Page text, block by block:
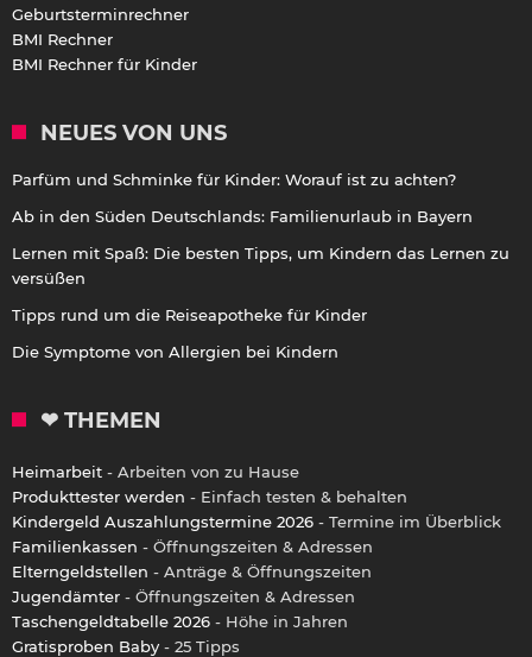
Geburtsterminrechner
BMI Rechner
BMI Rechner für Kinder
NEUES VON UNS
Parfüm und Schminke für Kinder: Worauf ist zu achten?
Ab in den Süden Deutschlands: Familienurlaub in Bayern
Lernen mit Spaß: Die besten Tipps, um Kindern das Lernen zu
versüßen
Tipps rund um die Reiseapotheke für Kinder
Die Symptome von Allergien bei Kindern
❤ THEMEN
Heimarbeit - Arbeiten von zu Hause
Produkttester werden - Einfach testen & behalten
Kindergeld Auszahlungstermine 2026 - Termine im Überblick
Familienkassen - Öffnungszeiten & Adressen
Elterngeldstellen - Anträge & Öffnungszeiten
Jugendämter - Öffnungszeiten & Adressen
Taschengeldtabelle 2026 - Höhe in Jahren
Gratisproben Baby - 25 Tipps